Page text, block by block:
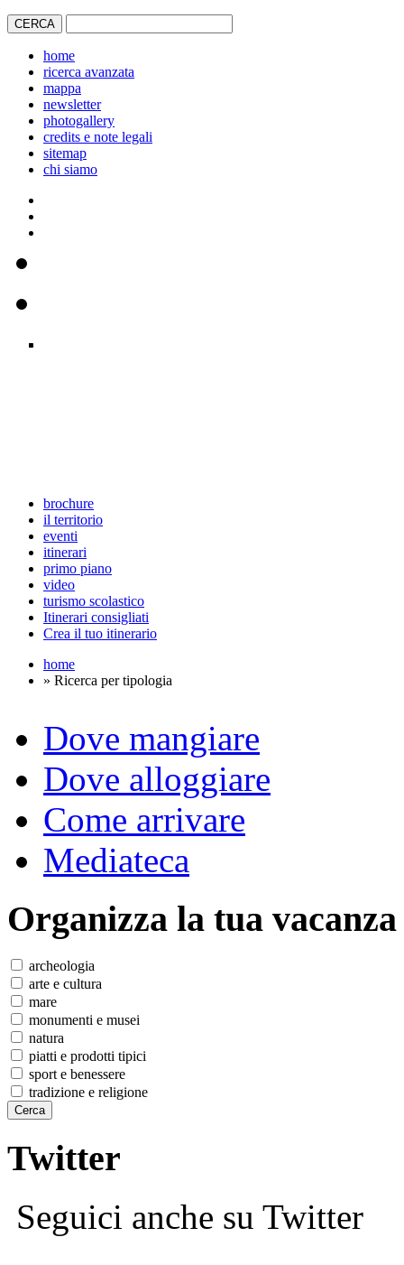
home
ricerca avanzata
mappa
newsletter
photogallery
credits e note legali
sitemap
chi siamo
brochure
il territorio
eventi
itinerari
primo piano
video
turismo scolastico
Itinerari consigliati
Crea il tuo itinerario
home
» Ricerca per tipologia
Dove mangiare
Dove alloggiare
Come arrivare
Mediateca
Organizza la tua vacanza
archeologia
arte e cultura
mare
monumenti e musei
natura
piatti e prodotti tipici
sport e benessere
tradizione e religione
Twitter
Seguici anche su Twitter